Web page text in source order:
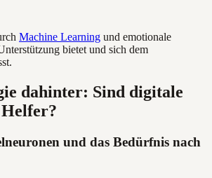
Machine Learning und emotionale
bietet und sich dem
dahinter: Sind digitale
und das Bedürfnis nach